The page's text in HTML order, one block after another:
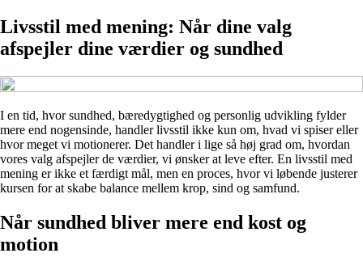
Livsstil med mening: Når dine valg
afspejler dine værdier og sundhed
I en tid, hvor sundhed, bæredygtighed og personlig udvikling fylder
mere end nogensinde, handler livsstil ikke kun om, hvad vi spiser eller
hvor meget vi motionerer. Det handler i lige så høj grad om, hvordan
vores valg afspejler de værdier, vi ønsker at leve efter. En livsstil med
mening er ikke et færdigt mål, men en proces, hvor vi løbende justerer
kursen for at skabe balance mellem krop, sind og samfund.
Når sundhed bliver mere end kost og
motion